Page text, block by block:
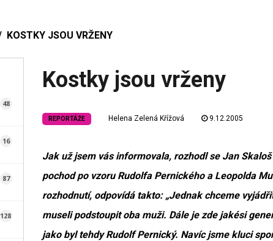
KOSTKY JSOU VRŽENY
48
16
87
128
Kostky jsou vrženy
REPORTÁŽE Helena Zelená Křížová 9.12.2005
Jak už jsem vás informovala, rozhodl se Jan
pochod po vzoru Rudolfa Pernického a Leopolda
rozhodnutí, odpovídá takto: „Jednak chceme
museli podstoupit oba muži. Dále je zde jakési
jako byl tehdy Rudolf Pernický. Navíc jsme kluci